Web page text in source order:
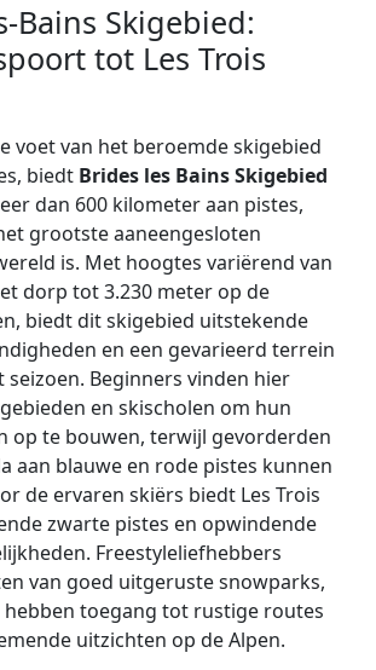
Bains Skigebied:
tot Les Trois
voet van het beroemde skigebied
biedt Brides les Bains Skigebied
dan 600 kilometer aan pistes,
grootste aaneengesloten
is. Met hoogtes variërend van
dorp tot 3.230 meter op de
biedt dit skigebied uitstekende
en een gevarieerd terrein
seizoen. Beginners vinden hier
en skischolen om hun
op te bouwen, terwijl gevorderden
aan blauwe en rode pistes kunnen
de ervaren skiërs biedt Les Trois
zwarte pistes en opwindende
Freestyleliefhebbers
van goed uitgeruste snowparks,
hebben toegang tot rustige routes
uitzichten op de Alpen.